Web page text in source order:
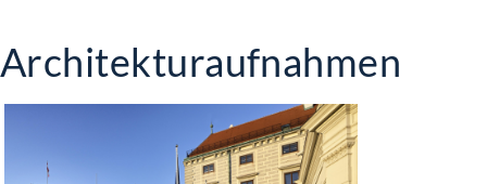
Architekturaufnahmen